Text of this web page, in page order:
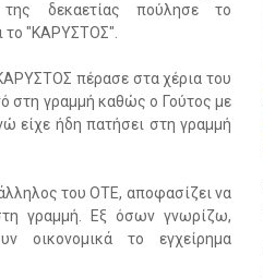
δεκαετίας πούλησε το
το "ΚΑΡΥΣΤΟΣ".
πέρασε στα χέρια του
στη γραμμή καθώς ο Γούτος με
είχε ήδη πατήσει στη γραμμή
του ΟΤΕ, αποφασίζει να
γραμμή. Εξ όσων γνωρίζω,
οικονομικά το εγχείρημα